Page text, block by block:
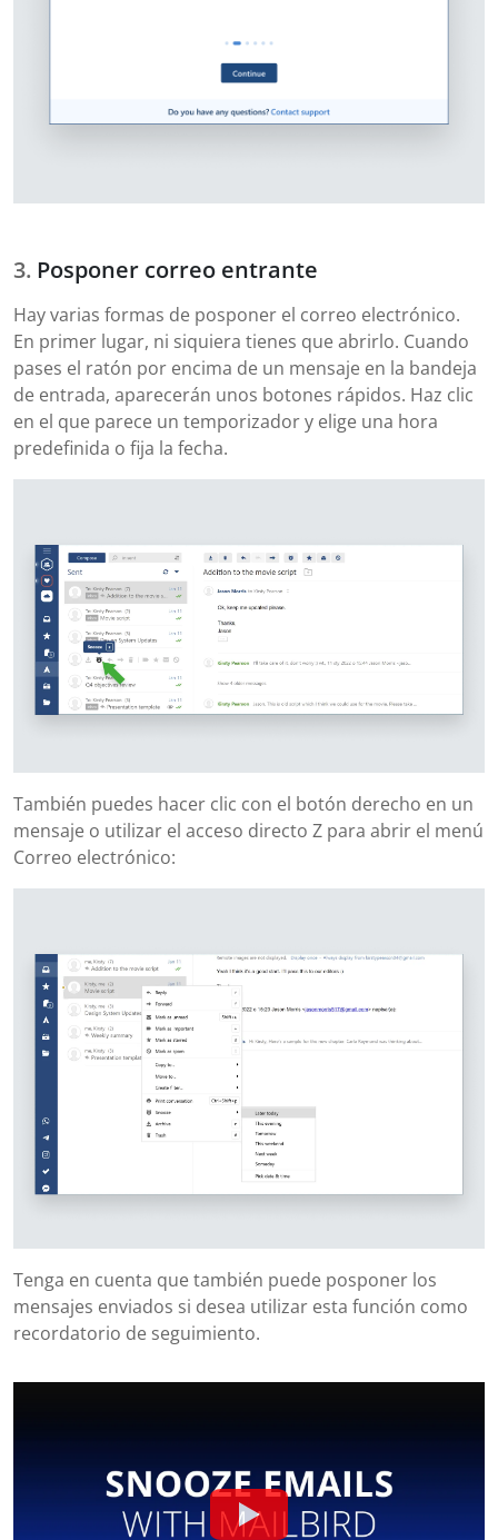
Posponer correo entrante
Hay varias formas de posponer el correo electrónico.
En primer lugar, ni siquiera tienes que abrirlo. Cuando
pases el ratón por encima de un mensaje en la bandeja
de entrada, aparecerán unos botones rápidos. Haz clic
en el que parece un temporizador y elige una hora
predefinida o fija la fecha.
También puedes hacer clic con el botón derecho en un
mensaje o utilizar el acceso directo Z para abrir el menú
Correo electrónico:
Tenga en cuenta que también puede posponer los
mensajes enviados si desea utilizar esta función como
recordatorio de seguimiento.